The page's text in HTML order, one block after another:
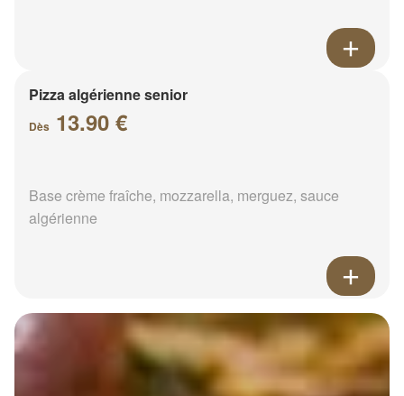
Pizza algérienne senior
Dès 13.90 €
Base crème fraîche, mozzarella, merguez, sauce
algérienne